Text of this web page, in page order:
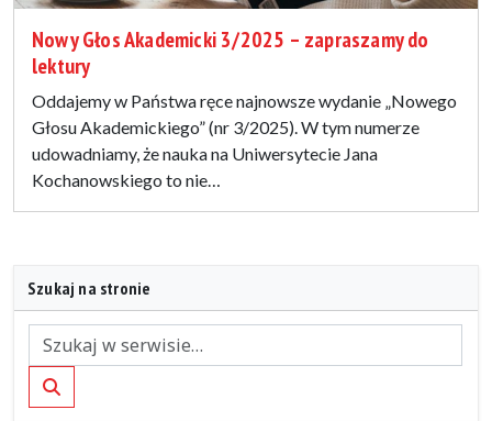
Nowy Głos Akademicki 3/2025 – zapraszamy do
lektury
Oddajemy w Państwa ręce najnowsze wydanie „Nowego
Głosu Akademickiego” (nr 3/2025). W tym numerze
udowadniamy, że nauka na Uniwersytecie Jana
Kochanowskiego to nie…
Szukaj na stronie
Szukaj